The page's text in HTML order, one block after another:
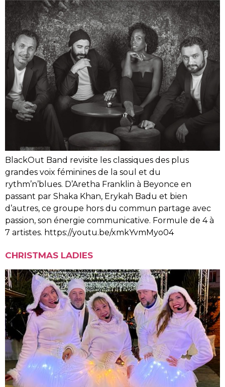
BlackOut Band revisite les classiques des plus
grandes voix féminines de la soul et du
rythm’n’blues. D’Aretha Franklin à Beyonce en
passant par Shaka Khan, Erykah Badu et bien
d’autres, ce groupe hors du commun partage avec
passion, son énergie communicative. Formule de 4 à
7 artistes. https://youtu.be/xmkYvmMyo04
CHRISTMAS LADIES